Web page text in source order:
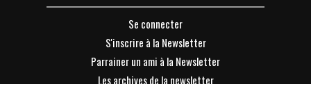
Se connecter
S'inscrire à la Newsletter
Parrainer un ami à la Newsletter
Les archives de la newsletter